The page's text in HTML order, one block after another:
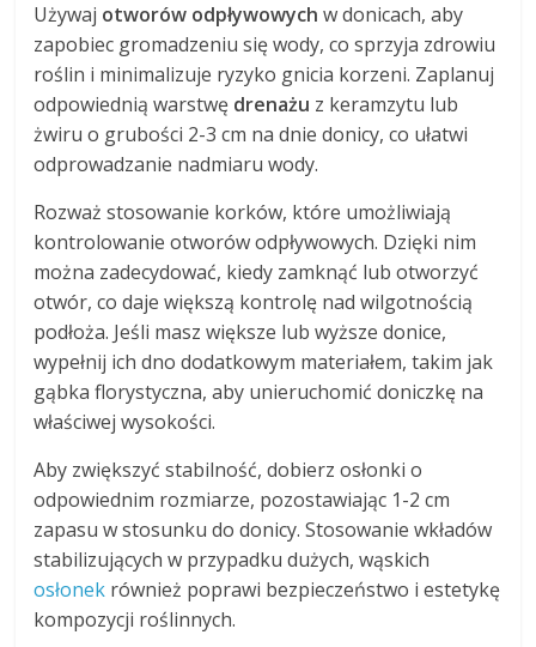
Używaj otworów odpływowych w donicach, aby
zapobiec gromadzeniu się wody, co sprzyja zdrowiu
roślin i minimalizuje ryzyko gnicia korzeni. Zaplanuj
odpowiednią warstwę drenażu z keramzytu lub
żwiru o grubości 2-3 cm na dnie donicy, co ułatwi
odprowadzanie nadmiaru wody.
Rozważ stosowanie korków, które umożliwiają
kontrolowanie otworów odpływowych. Dzięki nim
można zadecydować, kiedy zamknąć lub otworzyć
otwór, co daje większą kontrolę nad wilgotnością
podłoża. Jeśli masz większe lub wyższe donice,
wypełnij ich dno dodatkowym materiałem, takim jak
gąbka florystyczna, aby unieruchomić doniczkę na
właściwej wysokości.
Aby zwiększyć stabilność, dobierz osłonki o
odpowiednim rozmiarze, pozostawiając 1-2 cm
zapasu w stosunku do donicy. Stosowanie wkładów
stabilizujących w przypadku dużych, wąskich
osłonek również poprawi bezpieczeństwo i estetykę
kompozycji roślinnych.